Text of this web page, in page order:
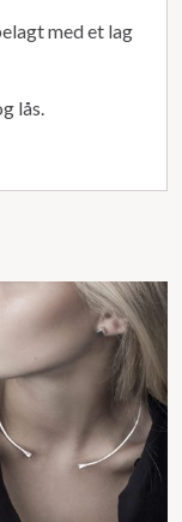
med et lag
lås.